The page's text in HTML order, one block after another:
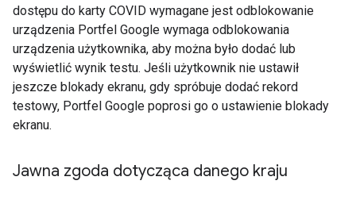
dostępu do karty COVID wymagane jest odblokowanie
urządzenia Portfel Google wymaga odblokowania
urządzenia użytkownika, aby można było dodać lub
wyświetlić wynik testu. Jeśli użytkownik nie ustawił
jeszcze blokady ekranu, gdy spróbuje dodać rekord
testowy, Portfel Google poprosi go o ustawienie blokady
ekranu.
Jawna zgoda dotycząca danego kraju